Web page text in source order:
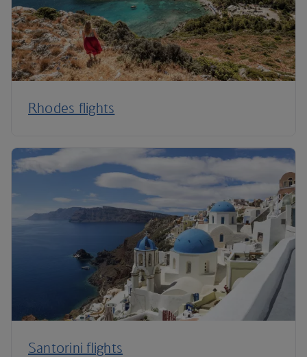
Rhodes flights
Santorini flights